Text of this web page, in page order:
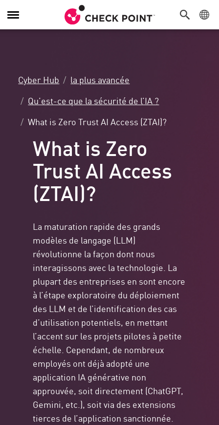
Navigation
dans
Cyber Hub
la plus avancée
Qu’est-ce que la sécurité de l’IA ?
What is Zero Trust AI Access (ZTAI)?
What is Zero
Trust AI Access
(ZTAI)?
La maturation rapide des grands
modèles de langage (LLM)
révolutionne la façon dont nous
interagissons avec la technologie. La
plupart des entreprises en sont encore
à l’étape exploratoire du déploiement
des LLM et de l’identification des cas
d’utilisation potentiels, en mettant
l’accent sur les projets pilotes à petite
échelle. Cependant, de nombreux
employés ont déjà adopté une
application IA générative non
approuvée, soit directement (ChatGPT,
Gemini, etc.), soit via des extensions
tierces de l’application sanctionnée.